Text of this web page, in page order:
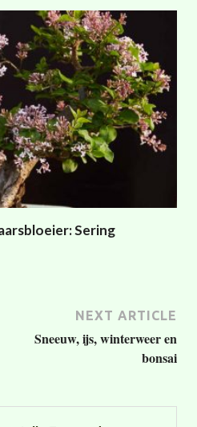
Sering
NEXT ARTICLE
Sneeuw, ijs, winterweer en
bonsai